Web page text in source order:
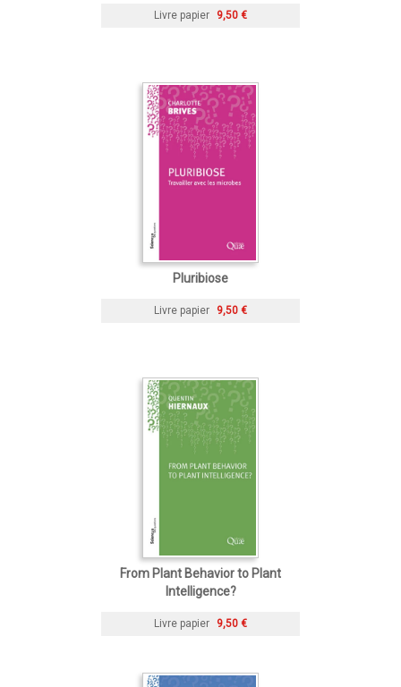
Livre papier 9,50 €
Pluribiose
Livre papier 9,50 €
From Plant Behavior to Plant
Intelligence?
Livre papier 9,50 €